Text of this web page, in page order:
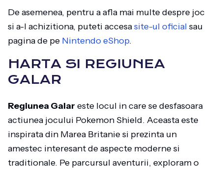
De asemenea, pentru a afla mai multe despre joc
si a-l achizitiona, puteti accesasite-ul oficial sau
pagina de pe Nintendo eShop.
HARTA SI REGIUNEA
GALAR
Regiunea Galar este locul in care se desfasoara
actiunea jocului Pokemon Shield. Aceasta este
inspirata din Marea Britanie si prezinta un
amestec interesant de aspecte moderne si
traditionale. Pe parcursul aventurii, exploram o